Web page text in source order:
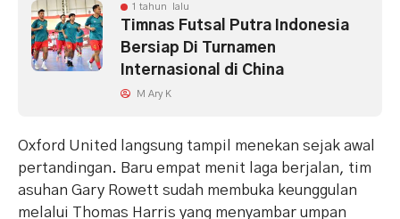
1 tahun lalu
Timnas Futsal Putra Indonesia
Bersiap Di Turnamen
Internasional di China
M Ary K
Oxford United langsung tampil menekan sejak awal
pertandingan. Baru empat menit laga berjalan, tim
asuhan Gary Rowett sudah membuka keunggulan
melalui Thomas Harris yang menyambar umpan